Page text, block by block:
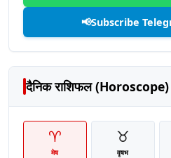
📢Subscribe
दैनिक राशिफल (Horoscope)
♈
मेष
♉
वृषभ